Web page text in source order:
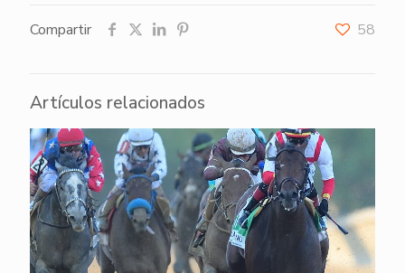
Compartir 58
Artículos relacionados